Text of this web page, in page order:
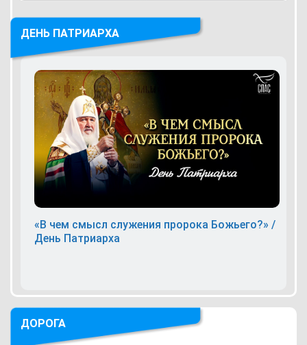
ДЕНЬ ПАТРИАРХА
«В чем смысл служения пророка Божьего?» /
День Патриарха
ДОРОГА